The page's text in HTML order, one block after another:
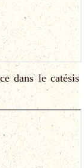
dans le catésis